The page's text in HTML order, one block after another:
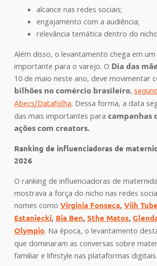
alcance nas redes sociais;
engajamento com a audiência;
relevância temática dentro do
Além disso, o levantamento chega em
importante para o varejo. O Dia das
10 de maio neste ano, deve movimentar
bilhões no comércio brasileiro,
Abecs/Datafolha. Dessa forma, a data
das mais importantes para campanhas
ações com creators.
Ranking de influenciadoras de
2026
O ranking de influenciadoras de
mostrava a força do nicho nas redes
nomes como Virginia Fonseca, Viih Tube
Estaniecki, Bia Ben, Sthe Matos,
Olympio. Na época, o levantamento
que dominaram as conversas sobre
familiar e lifestyle nas plataformas digitais.